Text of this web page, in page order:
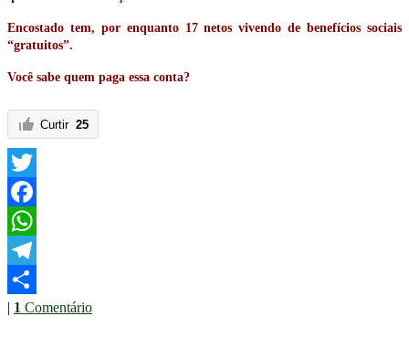
Encostado tem, por enquanto 17 netos vivendo de benefícios sociais
“gratuitos”.
Você sabe quem paga essa conta?
Curtir 25
Twitter
Facebook
WhatsApp
Telegram
Share
1 Comentário